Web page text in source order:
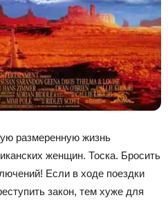
размеренную жизнь
женщин. Тоска. Бросить
Если в ходе поездки
закон, тем хуже для